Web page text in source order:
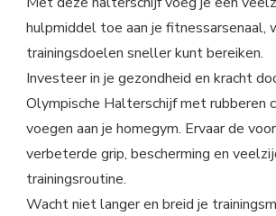
hulpmiddel toe aan je fitnessarsenaal,
trainingsdoelen sneller kunt bereiken.
Investeer in je gezondheid en kracht
Olympische Halterschijf met rubberen
voegen aan je homegym. Ervaar de
verbeterde grip, bescherming en
trainingsroutine.
Wacht niet langer en breid je